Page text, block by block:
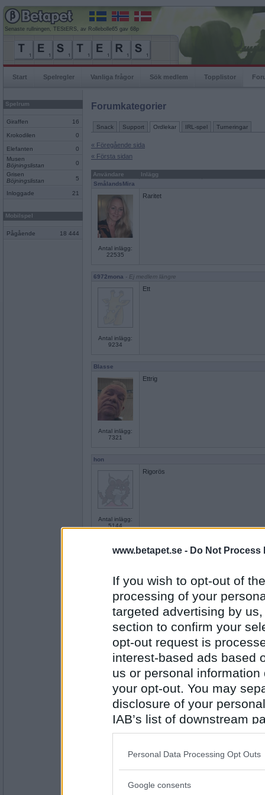
www.betapet.se - Do Not Process
If you wish to opt-out of
processing of your
targeted advertising by
section to confirm your
opt-out request is
interest-based ads based
us or personal
your opt-out. You may
disclosure of your
IAB’s list of downstream
also be disclosed by us
Downstream Participants
Please note that this
Personal Data Processing Opt Outs
Google consents
Senaste rullningen, TEStERS, av Rollebolle65 gav 68p
Start Spelregler Vanliga frågor Sök medlem Topplistor
Spelrum
Giraffen 16
Krokodilen 0
Elefanten
0
Musen
Böjningslistan
0
Grisen
Böjningslistan
5
Inloggade 21
Mobilspel
Pågående 18 444
Forumkategorier
Snack Support Ordlekar IRL-spel Turneringar
« Föregående sida
« Första sidan
Användare
Inlägg
SmålandsMira
Antal inlägg:
22535
Raritet
6972mona - Ej medlem längre
Antal inlägg:
9234
Ett
Blasse
Antal inlägg:
7321
Ettrig
hon
Antal inlägg:
5144
Rigorös
Blasse
Antal inlägg:
Boel73- Ej medlem längre
Antal inlägg:
1980
Landhockey
Antal inlägg: